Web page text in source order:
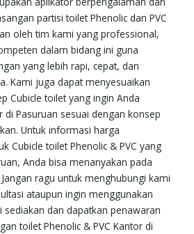
partisi toilet Phenolic dan PVC
oleh tim kami yang professional,
dalam bidang ini guna
yang lebih rapi, cepat, dan
Kami juga dapat menyesuaikan
Cubicle toilet yang ingin Anda
di Pasuruan sesuai dengan konsep
Untuk informasi harga
Cubicle toilet Phenolic & PVC yang
Anda bisa menanyakan pada
ragu untuk menghubungi kami
ataupun ingin menggunakan
dan dapatkan penawaran
toilet Phenolic & PVC Kantor di